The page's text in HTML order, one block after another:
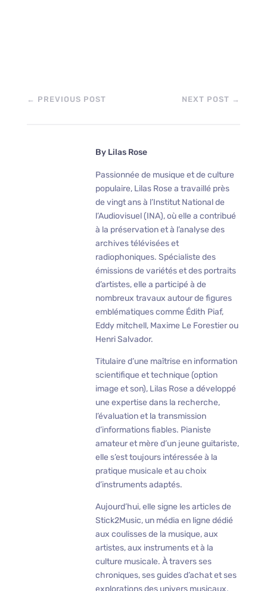
← PREVIOUS POST NEXT POST →
By Lilas Rose
Passionnée de musique et de culture
populaire, Lilas Rose a travaillé près
de vingt ans à l’Institut National de
l’Audiovisuel (INA), où elle a contribué
à la préservation et à l’analyse des
archives télévisées et
radiophoniques. Spécialiste des
émissions de variétés et des portraits
d’artistes, elle a participé à de
nombreux travaux autour de figures
emblématiques comme Édith Piaf,
Eddy mitchell, Maxime Le Forestier ou
Henri Salvador.
Titulaire d’une maîtrise en information
scientifique et technique (option
image et son), Lilas Rose a développé
une expertise dans la recherche,
l’évaluation et la transmission
d’informations fiables. Pianiste
amateur et mère d’un jeune guitariste,
elle s’est toujours intéressée à la
pratique musicale et au choix
d’instruments adaptés.
Aujourd’hui, elle signe les articles de
Stick2Music, un média en ligne dédié
aux coulisses de la musique, aux
artistes, aux instruments et à la
culture musicale. À travers ses
chroniques, ses guides d’achat et ses
explorations des univers musicaux,